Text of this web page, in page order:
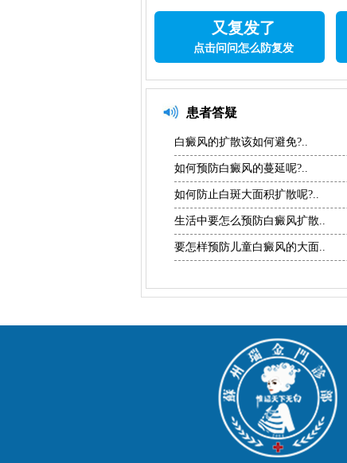
又复发了
点击问问怎么防复发
患者答疑
白癜风的扩散该如何避免?..
如何预防白癜风的蔓延呢?..
如何防止白斑大面积扩散呢?..
生活中要怎么预防白癜风扩散..
要怎样预防儿童白癜风的大面..